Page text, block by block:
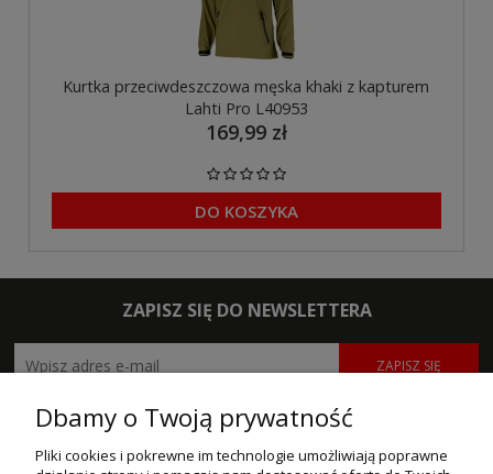
Kurtka przeciwdeszczowa męska khaki z kapturem
Lahti Pro L40953
169,99 zł
DO KOSZYKA
ZAPISZ SIĘ DO NEWSLETTERA
ZAPISZ SIĘ
POMOC
Dbamy o Twoją prywatność
Pliki cookies i pokrewne im technologie umożliwiają poprawne